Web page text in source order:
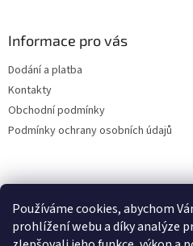
Používáme cookies, abychom
prohlížení webu a díky analýze
Informace pro vás
Dodání a platba
Kontakty
Obchodní podmínky
Podmínky ochrany osobních údajů